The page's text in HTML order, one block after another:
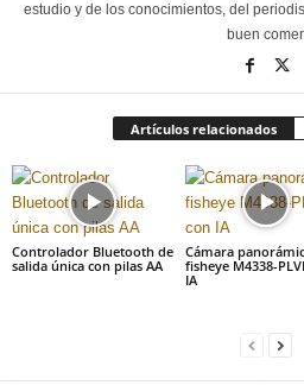
estudio y de los conocimientos, del
buen
Artículos relacionados
Controlador Bluetooth de
salida única con pilas AA
Cámara
fisheye M4338-
IA